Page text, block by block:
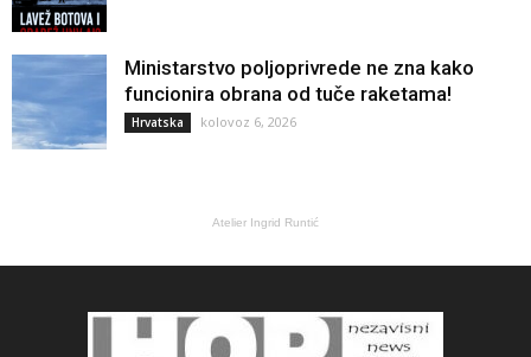
Ministarstvo poljoprivrede ne zna kako
funcionira obrana od tuče raketama!
Hrvatska kolovoz 6, 2026
Atelier Ingrid Runtić